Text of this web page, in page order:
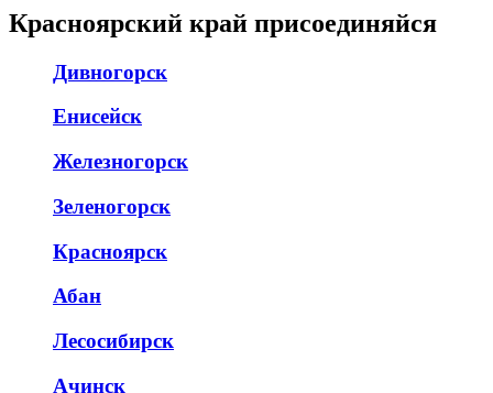
Красноярский край присоединяйся
Дивногорск
Енисейск
Железногорск
Зеленогорск
Красноярск
Абан
Лесосибирск
Ачинск